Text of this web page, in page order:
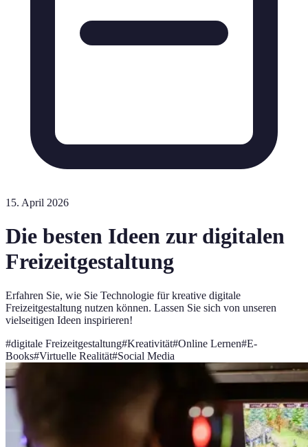
15. April 2026
Die besten Ideen zur digitalen
Freizeitgestaltung
Erfahren Sie, wie Sie Technologie für kreative digitale
Freizeitgestaltung nutzen können. Lassen Sie sich von unseren
vielseitigen Ideen inspirieren!
#digitale Freizeitgestaltung#Kreativität#Online Lernen#E-
Books#Virtuelle Realität#Social Media